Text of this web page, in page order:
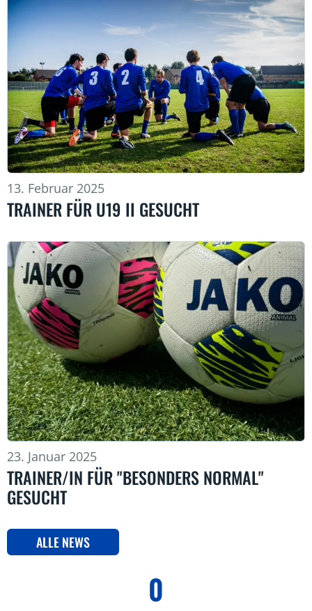
13. Februar 2025
TRAINER FÜR U19 II GESUCHT
23. Januar 2025
TRAINER/IN FÜR "BESONDERS NORMAL"
GESUCHT
ALLE NEWS
0